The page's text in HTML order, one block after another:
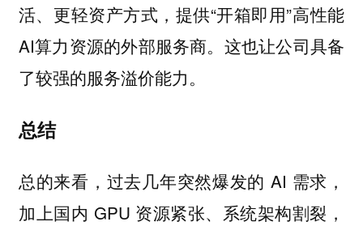
活、更轻资产方式，提供“开箱即用”高性能
AI算力资源的外部服务商。这也让公司具备
了较强的服务溢价能力。
总结
总的来看，过去几年突然爆发的 AI 需求，
加上国内 GPU 资源紧张、系统架构割裂，